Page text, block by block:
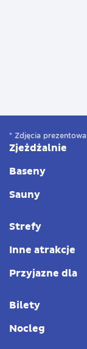
* Zdjęcia
Zjeżdżalnie
Baseny
Sauny
Strefy
Inne atrakcje
Przyjazne dla
Bilety
Nocleg